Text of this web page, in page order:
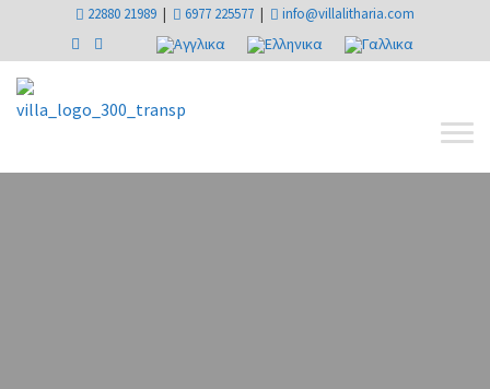
22880 21989 | 6977 225577 | info@villalitharia.com